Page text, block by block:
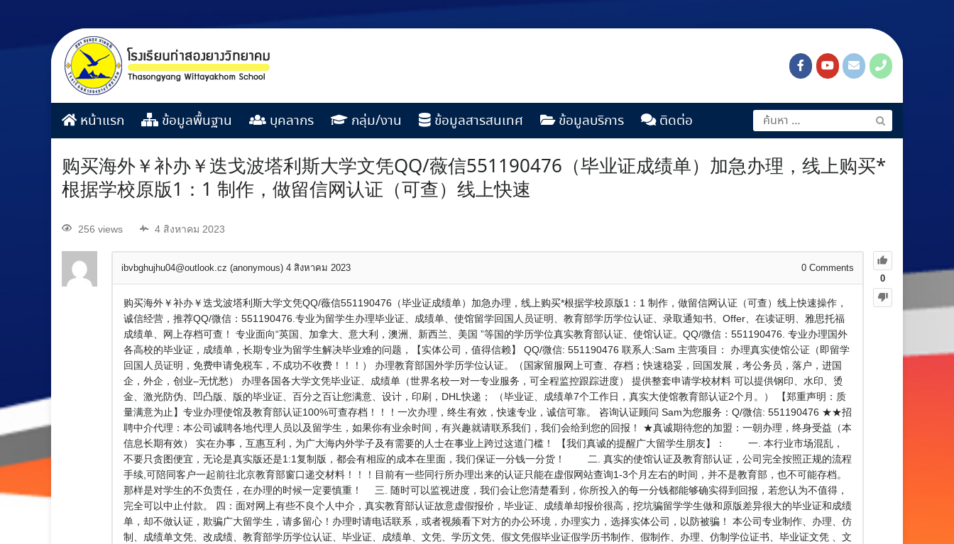
หน้าแรก ข้อมูลพื้นฐาน บุคลากร กลุ่ม/งาน ข้อมูลสารสนเทศ ข้อมูลบริการ ติดต่อ
购买海外￥补办￥迭戈波塔利斯大学文凭QQ/薇信551190476（毕业证成绩单）加急办理，线上购买*
根据学校原版1：1 制作，做留信网认证（可查）线上快速
256 views 4 สิงหาคม 2023
0
ibvbghujhu04@outlook.cz (anonymous) 4 สิงหาคม 2023 0 Comments
购买海外￥补办￥迭戈波塔利斯大学文凭QQ/薇信551190476（毕业证成绩单）加急办理，线上购买*根据学校原版1：1 制作，做留信网认证（可查）线上快速操作，
诚信经营，推荐QQ/微信：551190476.专业为留学生办理毕业证、成绩单、使馆留学回国人员证明、教育部学历学位认证、录取通知书、Offer、在读证明、雅思托福
成绩单、网上存档可查！ 专业面向“英国、加拿大、意大利，澳洲、新西兰、美国 ”等国的学历学位真实教育部认证、使馆认证。QQ/微信：551190476. 专业办理国外
各高校的毕业证，成绩单，长期专业为留学生解决毕业难的问题，【实体公司，值得信赖】 QQ/微信: 551190476 联系人:Sam 主营项目： 办理真实使馆公证（即留学
回国人员证明，免费申请免税车，不成功不收费！！！） 办理教育部国外学历学位认证。（国家留服网上可查、存档；快速稳妥，回国发展，考公务员，落户，进国
企，外企，创业–无忧愁） 办理各国各大学文凭毕业证、成绩单（世界名校一对一专业服务，可全程监控跟踪进度） 提供整套申请学校材料 可以提供钢印、水印、烫
金、激光防伪、凹凸版、版的毕业证、百分之百让您满意、设计，印刷，DHL快递； （毕业证、成绩单7个工作日，真实大使馆教育部认证2个月。） 【郑重声明：质
量满意为止】专业办理使馆及教育部认证100%可查存档！！！一次办理，终生有效，快速专业，诚信可靠。 咨询认证顾问 Sam为您服务：Q/微信: 551190476 ★★招
聘中介代理：本公司诚聘各地代理人员以及留学生，如果你有业余时间，有兴趣就请联系我们，我们会给到您的回报！ ★真诚期待您的加盟：一朝办理，终身受益（本
信息长期有效） 实在办事，互惠互利，为广大海内外学子及有需要的人士在事业上跨过这道门槛！ 【我们真诚的提醒广大留学生朋友】： 一. 本行业市场混乱，
不要只贪图便宜，无论是真实版还是1:1复制版，都会有相应的成本在里面，我们保证一分钱一分货！ 二. 真实的使馆认证及教育部认证，公司完全按照正规的流程
手续,可陪同客户一起前往北京教育部窗口递交材料！！！目前有一些同行所办理出来的认证只能在虚假网站查询1-3个月左右的时间，并不是教育部，也不可能存档。
那样是对学生的不负责任，在办理的时候一定要慎重！ 三. 随时可以监视进度，我们会让您清楚看到，你所投入的每一分钱都能够确实得到回报，若您认为不值得，
完全可以中止付款。 四：面对网上有些不良个人中介，真实教育部认证故意虚假报价，毕业证、成绩单却报价很高，挖坑骗留学学生做和原版差异很大的毕业证和成绩
单，却不做认证，欺骗广大留学生，请多留心！办理时请电话联系，或者视频看下对方的办公环境，办理实力，选择实体公司，以防被骗！ 本公司专业制作、办理、仿
制、成绩单文凭、改成绩、教育部学历学位认证、毕业证、成绩单、文凭、学历文凭、假文凭假毕业证假学历书制作、假制作、办理、仿制学位证书、毕业证文凭 、文